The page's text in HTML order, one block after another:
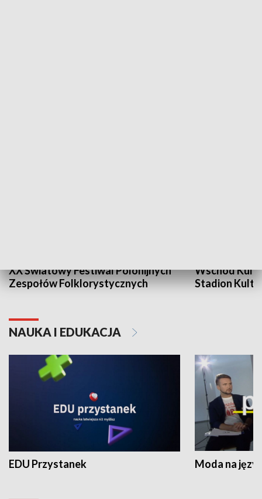
XX Światowy Festiwal Polonijnych
Zespołów Folklorystycznych
Wschód
Stadion
NAUKA I EDUKACJA
EDU Przystanek Moda na